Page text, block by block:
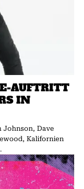
AUFTRITT
IN
Johnson, Dave